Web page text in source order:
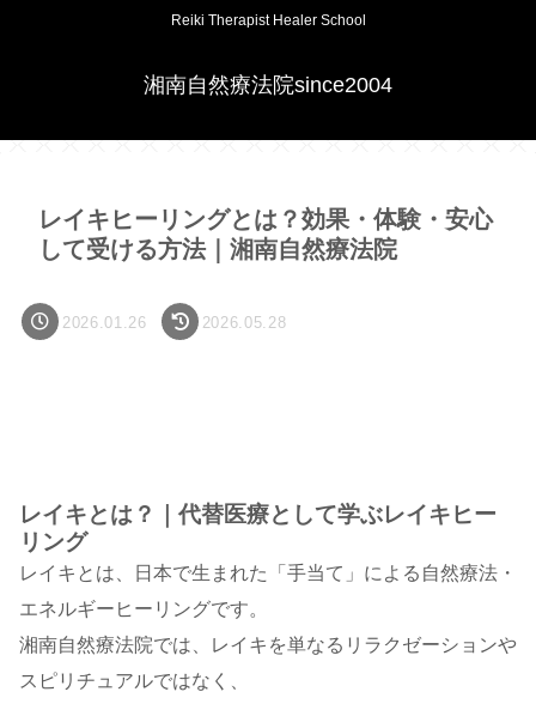
Reiki Therapist Healer School
湘南自然療法院since2004
レイキヒーリングとは？効果・体験・安心
して受ける方法｜湘南自然療法院
2026.01.26 2026.05.28
レイキとは？｜代替医療として学ぶレイキヒー
リング
レイキとは、日本で生まれた「手当て」による自然療法・
エネルギーヒーリングです。
湘南自然療法院では、レイキを単なるリラクゼーションや
スピリチュアルではなく、